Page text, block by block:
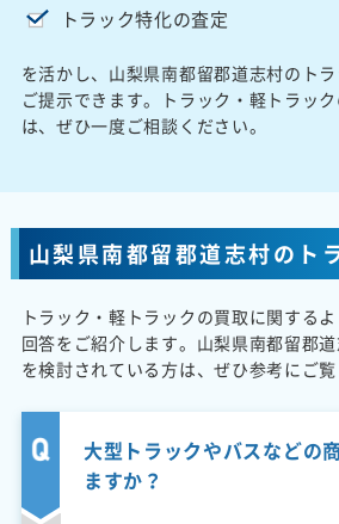
トラック特化の査定
を活かし、山梨県南都留郡道志村のト
ご提示できます。トラック・軽トラッ
は、ぜひ一度ご相談ください。
山梨県南都留郡道志村のト
トラック・軽トラックの買取に関する
回答をご紹介します。山梨県南都留郡
を検討されている方は、ぜひ参考にご覧
大型トラックやバスなどの
ますか？